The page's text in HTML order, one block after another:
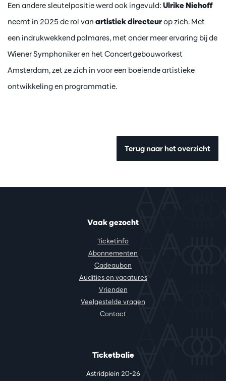
Een andere sleutelpositie werd ook ingevuld:Ulrike Niehoff
neemt in 2025 de rol van artistiek directeurop zich. Met
een indrukwekkend palmares, met onder meer ervaring bij de
Wiener Symphoniker en het Concertgebouworkest
Amsterdam, zet ze zich in voor een boeiende artistieke
ontwikkeling en programmatie.
Terug naar het overzicht
Vaak gezocht
Ticketinfo
Abonnementen
Cadeaubon
Audities en vacatures
Vrienden
Veelgestelde vragen
Contact
Ticketbalie
Astridplein 20-26